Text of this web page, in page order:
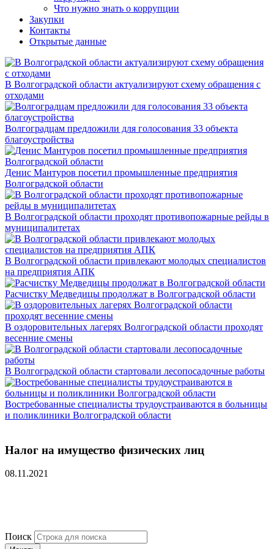
Что нужно знать о коррупции
Закупки
Контакты
Открытые данные
В Волгоградской области актуализируют схему обращения с
отходами
Волгоградцам предложили для голосования 33 объекта
благоустройства
Денис Мантуров посетил промышленные предприятия
Волгоградской области
В Волгоградской области проходят противопожарные рейды в
муниципалитетах
В Волгоградской области привлекают молодых специалистов
на предприятия АПК
Расчистку Медведицы продолжат в Волгоградской области
В оздоровительных лагерях Волгоградской области проходят
весенние смены
В Волгоградской области стартовали лесопосадочные работы
Востребованные специалисты трудоустраиваются в больницы
и поликлиники Волгоградской области
Налог на имущество физических лиц
08.11.2021
Поиск